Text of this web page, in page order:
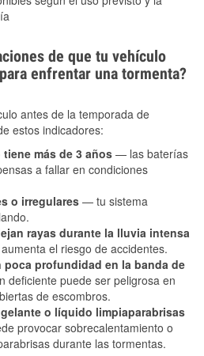
de que tu vehículo
enfrentar una tormenta?
antes de la temporada de
estos indicadores:
más de 3 años — las baterías
a fallar en condiciones
o irregulares — tu sistema
rayas durante la lluvia intensa
el riesgo de accidentes.
profundidad en la banda de
deficiente puede ser peligrosa en
de escombros.
o líquido limpiaparabrisas
provocar sobrecalentamiento o
durante las tormentas.